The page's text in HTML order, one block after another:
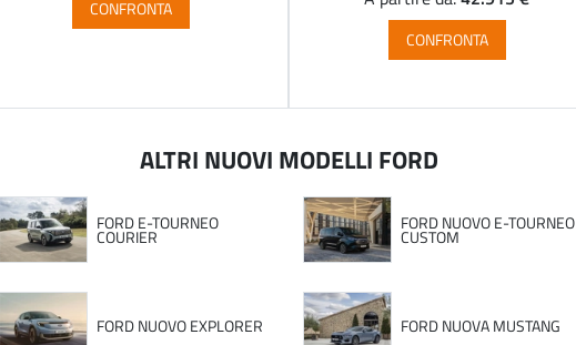
CONFRONTA
CONFRONTA
ALTRI NUOVI MODELLI FORD
FORD E-TOURNEO
COURIER
FORD NUOVO E-TOURNEO
CUSTOM
FORD NUOVO EXPLORER FORD NUOVA MUSTANG